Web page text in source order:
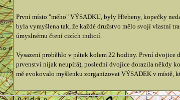
První místo "mého" VÝSADKU, byly Hřebeny, kopečky
byla vymyšlena tak, že každé družstvo mělo svojí vlastní
úmyslnému čtení cizích indicií.
Vysazení proběhlo v pátek kolem 22 hodiny. První
prvenství nijak neupírá), poslední dvojice dorazila někdy
mě evokovalo myšlenku zorganizovat VÝSADEK v místě,